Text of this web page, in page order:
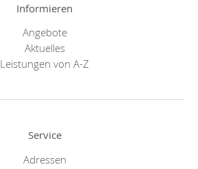
Informieren
Angebote
Aktuelles
Leistungen von A-Z
Service
Adressen